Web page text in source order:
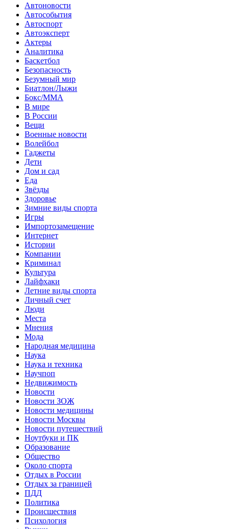
Автоновости
Автособытия
Автоспорт
Автоэксперт
Актеры
Аналитика
Баскетбол
Безопасность
Безумный мир
Биатлон/Лыжи
Бокс/MMA
В мире
В России
Вещи
Военные новости
Волейбол
Гаджеты
Дети
Дом и сад
Еда
Звёзды
Здоровье
Зимние виды спорта
Игры
Импортозамещение
Интернет
Истории
Компании
Криминал
Культура
Лайфхаки
Летние виды спорта
Личный счет
Люди
Места
Мнения
Мода
Народная медицина
Наука
Наука и техника
Научпоп
Недвижимость
Новости
Новости ЗОЖ
Новости медицины
Новости Москвы
Новости путешествий
Ноутбуки и ПК
Образование
Общество
Около спорта
Отдых в России
Отдых за границей
ПДД
Политика
Происшествия
Психология